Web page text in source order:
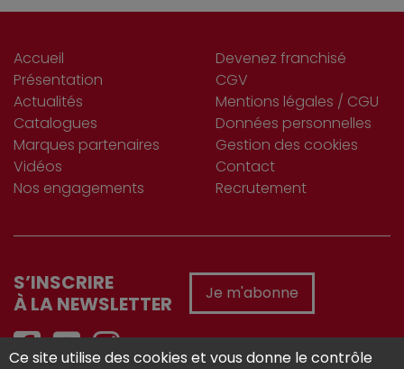
Accueil
Présentation
Actualités
Catalogues
Marques partenaires
Vidéos
Nos engagements
Devenez franchisé
CGV
Mentions légales / CGU
Données personnelles
Gestion des cookies
Contact
Recrutement
S’INSCRIRE
À LA NEWSLETTER
Je m'abonne
Ce site utilise des cookies et vous donne le contrôle